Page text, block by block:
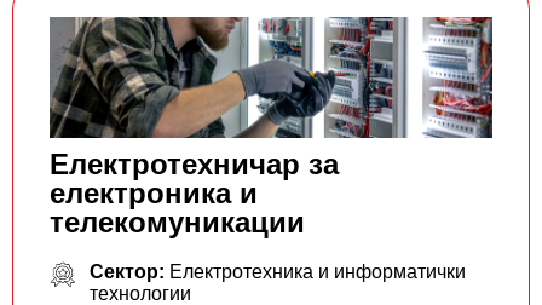
Електротехничар за
електроника и
телекомуникации
Сектор: Електротехника и информатички
технологии